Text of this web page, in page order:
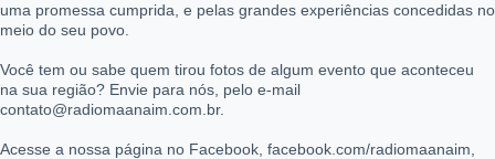
uma promessa cumprida, e pelas grandes experiências concedidas no
meio do seu povo.
Você tem ou sabe quem tirou fotos de algum evento que aconteceu
na sua região? Envie para nós, pelo e-mail
contato@radiomaanaim.com.br.
Acesse a nossa página no Facebook, facebook.com/radiomaanaim,